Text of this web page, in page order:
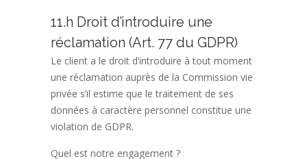
11.h Droit d’introduire une
réclamation (Art. 77 du GDPR)
Le client a le droit d’introduire à tout moment
une réclamation auprès de la Commission vie
privée s’il estime que le traitement de ses
données à caractère personnel constitue une
violation de GDPR.
Quel est notre engagement ?